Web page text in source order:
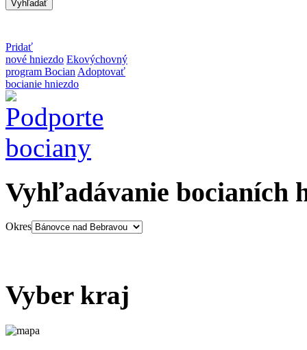
Pridať
nové hniezdo Ekovýchovný
program Bocian Adoptovať
bocianie hniezdo
Vyhľadávanie bocianích
Okres
Vyber kraj